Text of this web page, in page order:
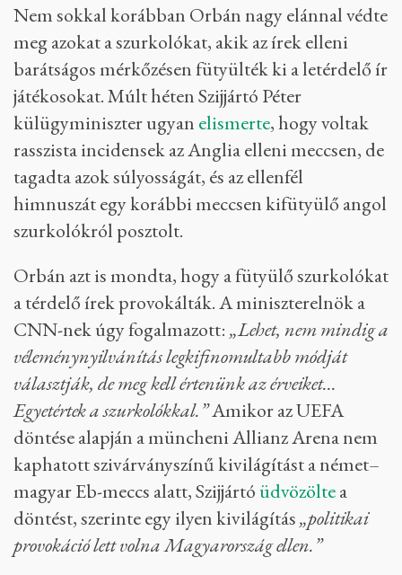
Nem sokkal korábban Orbán nagy elánnal védte
meg azokat a szurkolókat, akik az írek elleni
barátságos mérkőzésen fütyülték ki a letérdelő ír
játékosokat. Múlt héten Szijjártó Péter
külügyminiszter ugyan elismerte, hogy voltak
rasszista incidensek az Anglia elleni meccsen, de
tagadta azok súlyosságát, és az ellenfél
himnuszát egy korábbi meccsen kifütyülő angol
szurkolókról posztolt.
Orbán azt is mondta, hogy a fütyülő szurkolókat
a térdelő írek provokálták. A miniszterelnök a
CNN-nek úgy fogalmazott: „Lehet, nem mindig a
véleménynyilvánítás legkifinomultabb módját
választják, de meg kell értenünk az érveiket…
Egyetértek a szurkolókkal.”Amikor az UEFA
döntése alapján a müncheni Allianz Arena nem
kaphatott szivárványszínű kivilágítást a német–
magyar Eb-meccs alatt, Szijjártó üdvözöltea
döntést, szerinte egy ilyen kivilágítás„politikai
provokáció lett volna Magyarország ellen.”